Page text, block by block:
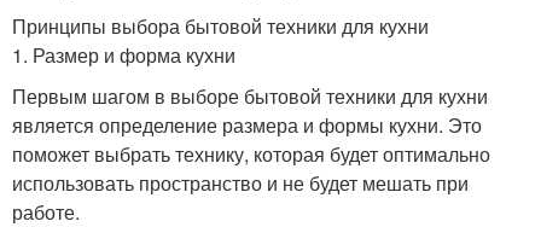
Принципы выбора бытовой техники для кухни
1. Размер и форма кухни
Первым шагом в выборе бытовой техники для кухни
является определение размера и формы кухни. Это
поможет выбрать технику, которая будет оптимально
использовать пространство и не будет мешать при
работе.